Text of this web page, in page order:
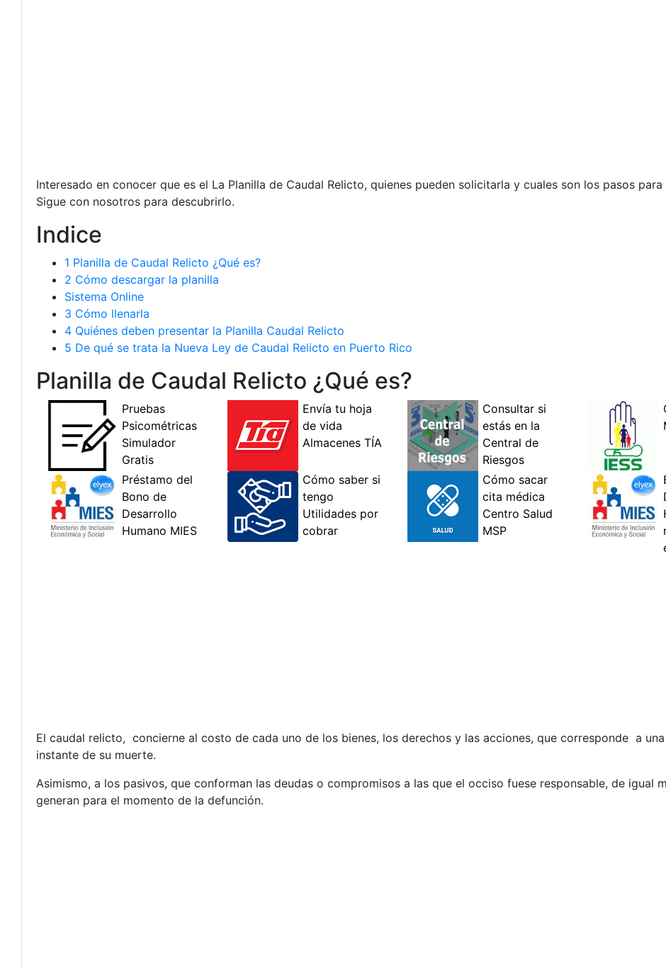
Interesado en conocer que es el La Planilla de Caudal Relicto, quienes pueden solicitarla y cuales son los pasos
Sigue con nosotros para descubrirlo.
Indice
1 Planilla de Caudal Relicto ¿Qué es?
2 Cómo descargar la planilla
Sistema Online
3 Cómo llenarla
4 Quiénes deben presentar la Planilla Caudal Relicto
5 De qué se trata la Nueva Ley de Caudal Relicto en Puerto Rico
Planilla de Caudal Relicto ¿Qué es?
El caudal relicto, concierne al costo de cada uno de los bienes, los derechos y las acciones, que corresponde a
instante de su muerte.
Asimismo, a los pasivos, que conforman las deudas o compromisos a las que el occiso fuese responsable, de igual
generan para el momento de la defunción.